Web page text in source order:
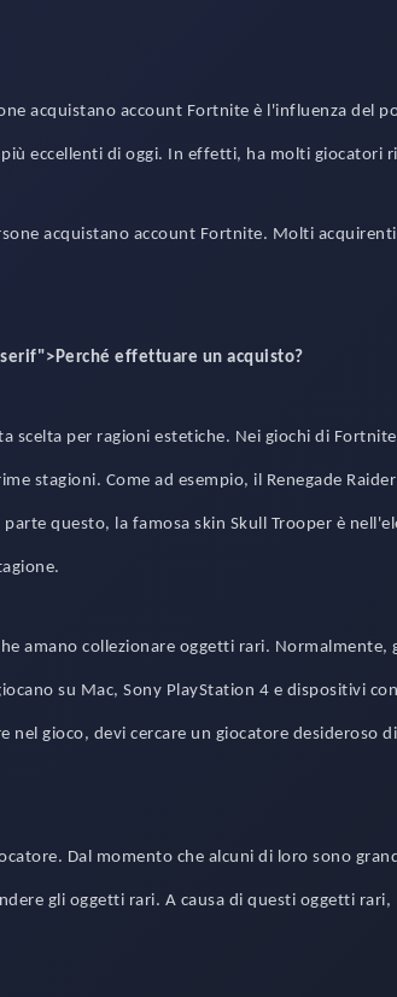
acquistano account Fortnite è l'influenza del
eccellenti di oggi. In effetti, ha molti giocatori
acquistano account Fortnite. Molti
effettuare un acquisto?
scelta per ragioni estetiche. Nei giochi di
stagioni. Come ad esempio, il Renegade
questo, la famosa skin Skull Trooper è
amano collezionare oggetti rari. Normalmente,
su Mac, Sony PlayStation 4 e dispositivi
nel gioco, devi cercare un giocatore desideroso
Dal momento che alcuni di loro sono
gli oggetti rari. A causa di questi oggetti rari,